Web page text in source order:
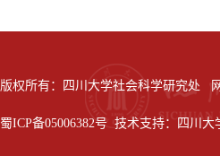
版权所有：四川大学社会科学研究处 网
蜀ICP备05006382号 技术支持：四川大